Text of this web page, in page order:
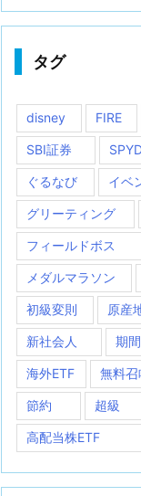
タグ
disney FIRE
SBI証券
ぐるなび イベ
グリーティング
フィールドボス
メダルマラソン
初級変則 原産
新社会人 期
海外ETF 無料召
節約 超級
高配当株ETF